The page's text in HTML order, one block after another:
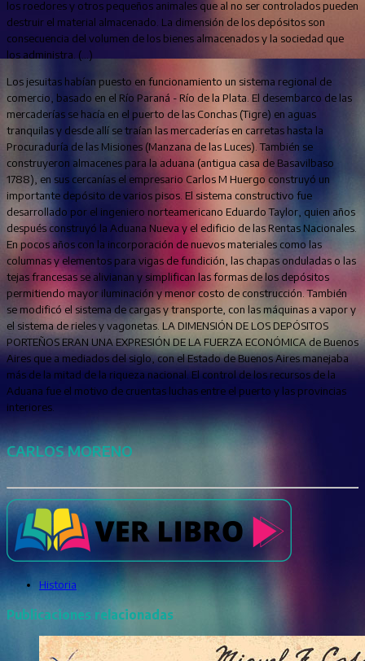
los roedores y otros pequeños animales que al no ser controlados pueden
destruir el material almacenado. La dimensión de los depósitos son
consecuencia del volumen de los bienes almacenados y la sociedad que
los administra. (…)
Los jesuitas habían puesto en funcionamiento un sistema regional de
comercio, basado en el Río Paraná - Río de la Plata. El desembarco de las
mercaderías se hacía en el puerto de las Conchas (Tigre) en aguas
tranquilas y desde allí se traían las mercaderías en carretas hasta la
Procuraduría de las Misiones (Manzana de las Luces). También se
construyeron almacenes para la aduana (antigua casa de Basavilbaso
1788), en sus cercanías el empresario Carlos M Huergo construyó un
importante depósito de varios pisos. El sistema constructivo fue
desarrollado por el ingeniero norteamericano Eduardo Taylor, quien años
después construyó la Aduana Nueva y el edificio de las Rentas Nacionales.
En pocos años con la incorporación de nuevos materiales como las
columnas y elementos para vigas de fundición, las chapas onduladas o las
tejas francesas se alivianan y simplifican las formas de los depósitos
permitiendo mayor iluminación y menor costo de construcción. También
se modificó el sistema de cargas y transporte, con las máquinas a vapor y
el sistema de rieles y vagonetas. LA DIMENSIÓN DE LOS DEPÓSITOS
PORTEÑOS ERAN UNA EXPRESIÓN DE LA FUERZA ECONÓMICA de Buenos
Aires que a mediados del siglo, con el Estado de Buenos Aires manejaba
más de la mitad de la riqueza nacional. El control de los recursos de la
Aduana fue el motivo de cruentas luchas entre el puerto y las provincias
interiores.
CARLOS MORENO
Historia
Publicaciones relacionadas